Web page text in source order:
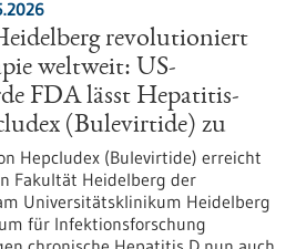
revolutioniert
weltweit: US-
FDA lässt Hepatitis-
(Bulevirtide) zu
Hepcludex (Bulevirtide) erreicht
Fakultät Heidelberg der
Universitätsklinikum Heidelberg
für Infektionsforschung